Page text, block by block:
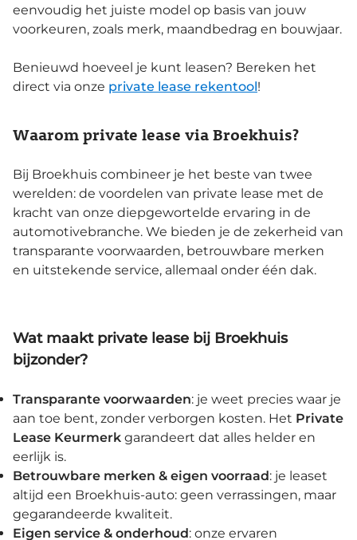
eenvoudig het juiste model op basis van jouw
voorkeuren, zoals merk, maandbedrag en bouwjaar.
Benieuwd hoeveel je kunt leasen? Bereken het
direct via onze private lease rekentool!
Waarom private lease via Broekhuis?
Bij Broekhuis combineer je het beste van twee
werelden: de voordelen van private lease met de
kracht van onze diepgewortelde ervaring in de
automotivebranche. We bieden je de zekerheid van
transparante voorwaarden, betrouwbare merken
en uitstekende service, allemaal onder één dak.
Wat maakt private lease bij Broekhuis
bijzonder?
Transparante voorwaarden: je weet precies waar je
aan toe bent, zonder verborgen kosten. Het Private
Lease Keurmerk garandeert dat alles helder en
eerlijk is.
Betrouwbare merken & eigen voorraad: je leaset
altijd een Broekhuis-auto: geen verrassingen, maar
gegarandeerde kwaliteit.
Eigen service & onderhoud: onze ervaren